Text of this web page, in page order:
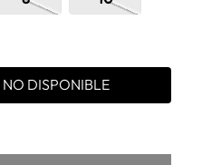
NO DISPONIBLE